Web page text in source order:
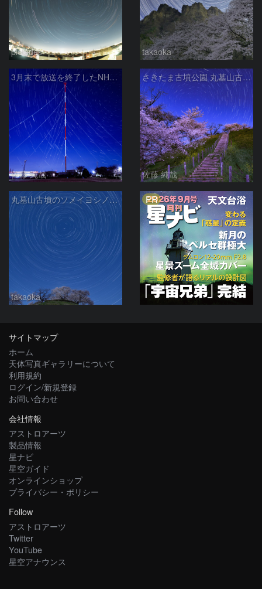
pleiades takaoka
3月末で放送を終了したNHKラジオ第2放送の送信アンテナと星空
佐藤 純哉
さきたま古墳公園 丸墓山古墳の夜桜と北天の日周運動 埼玉県行田市
佐藤 純哉
丸墓山古墳のソメイヨシノと日周運動
takaoka
PR
サイトマップ
ホーム
天体写真ギャラリーについて
利用規約
ログイン/新規登録
お問い合わせ
会社情報
アストロアーツ
製品情報
星ナビ
星空ガイド
オンラインショップ
プライバシー・ポリシー
Follow
アストロアーツ
Twitter
YouTube
星空アナウンス